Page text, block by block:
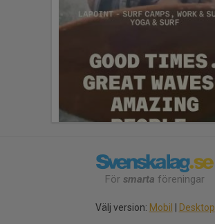
För smarta föreningar
Välj version: Mobil Desktop